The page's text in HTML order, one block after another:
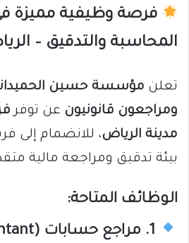
فرصة وظيفية مميزة
المحاسبة والتدقيق –
تعلن مؤسسة حسين
ومراجعون قانونيون عن توفر
مدينة الرياض، للانضمام إلى
بيئة تدقيق ومراجعة مالية
الوظائف المتاحة: